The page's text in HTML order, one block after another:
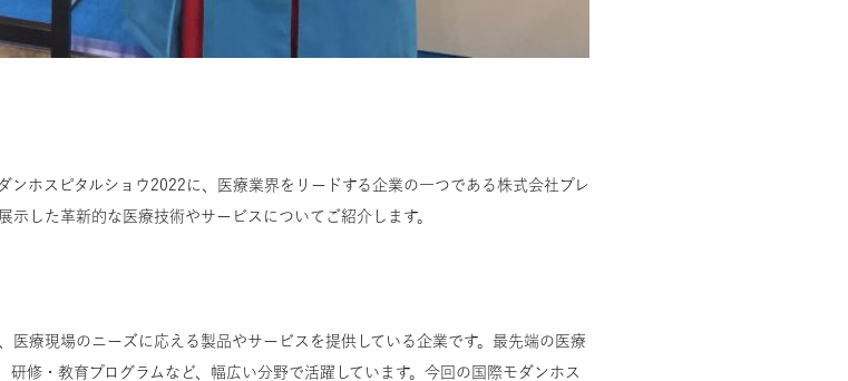
ホスピタルショウ2022に、医療業界をリードする企業の一つである株式会社プレ
した革新的な医療技術やサービスについてご紹介します。
医療現場のニーズに応える製品やサービスを提供している企業です。最先端の医療
修・教育プログラムなど、幅広い分野で活躍しています。今回の国際モダンホス